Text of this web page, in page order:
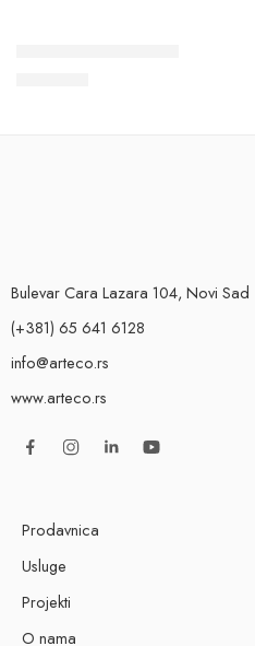
Bulevar Cara Lazara 104, Novi Sad
(+381) 65 641 6128
info@arteco.rs
www.arteco.rs
Prodavnica
Usluge
Projekti
O nama